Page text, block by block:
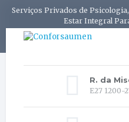
Serviços Privados de
Estar Integral
R. da
E27 1200-